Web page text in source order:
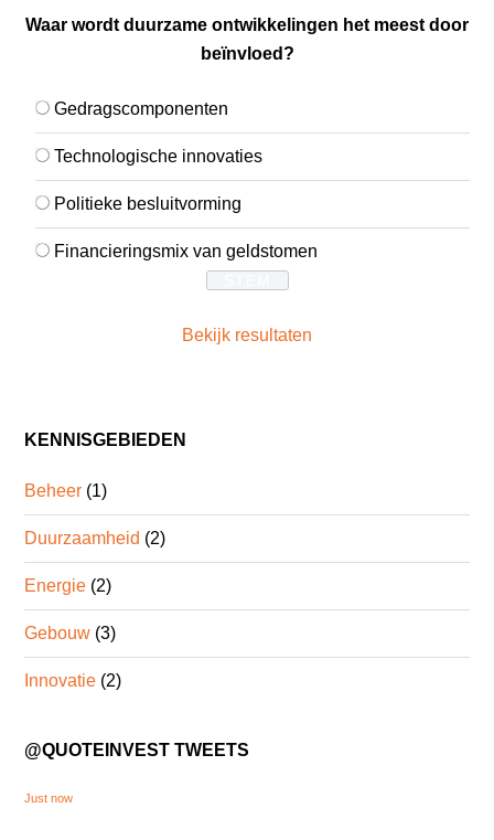
Waar wordt duurzame ontwikkelingen het meest door
beïnvloed?
Gedragscomponenten
Technologische innovaties
Politieke besluitvorming
Financieringsmix van geldstomen
Bekijk resultaten
KENNISGEBIEDEN
Beheer (1)
Duurzaamheid (2)
Energie (2)
Gebouw (3)
Innovatie (2)
@QUOTEINVEST TWEETS
Just now